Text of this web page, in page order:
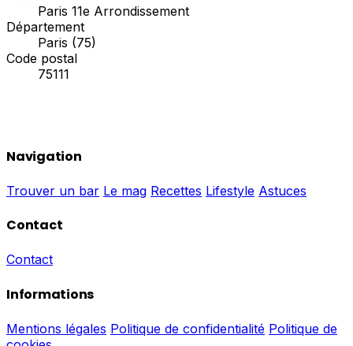
Paris 11e Arrondissement
Département
Paris (75)
Code postal
75111
Navigation
Trouver un bar Le mag Recettes Lifestyle Astuces
Contact
Contact
Informations
Mentions légales Politique de confidentialité Politique de